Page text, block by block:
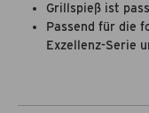
Grillspieß ist
Passend für die
Exzellenz-Serie